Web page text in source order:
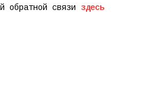
обратной связи здесь